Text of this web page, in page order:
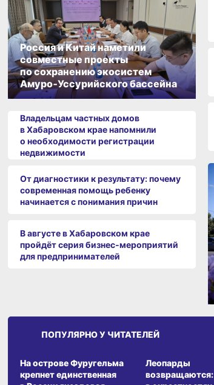
Россия и Китай наметили
совместные проекты
по сохранению экосистем
Амуро‑Уссурийского бассейна
Владельцам частных домов
в Хабаровском крае напомнили
о необходимости регистрации
недвижимости
От диагностики к результату: почему
современная помощь ребенку
начинается с понимания причин
В августе в Хабаровском крае
пройдёт серия бизнес‑мероприятий
для предпринимателей
ПОПУЛЯРНО У ЧИТАТЕЛЕЙ
На острове Фуругельма
крепнет единственная
Леопарды
возвращаются: